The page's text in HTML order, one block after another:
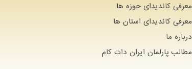
معرفی کاندیدای حوزه ها
معرفی کاندیدای استان ها
درباره ما
مطالب پارلمان ایران دات كام